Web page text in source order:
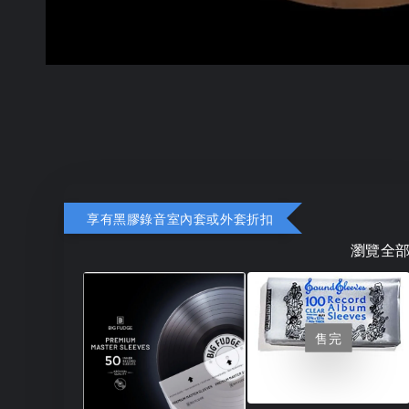
享有黑膠錄音室內套或外套折扣
瀏覽全
售完